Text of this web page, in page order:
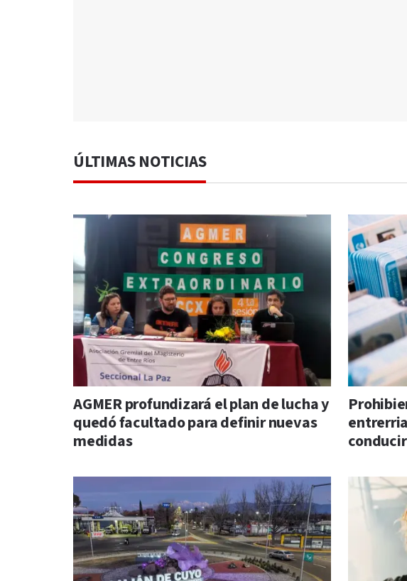
ÚLTIMAS NOTICIAS
AGMER profundizará el plan de lucha y
quedó facultado para definir nuevas
medidas
conducir